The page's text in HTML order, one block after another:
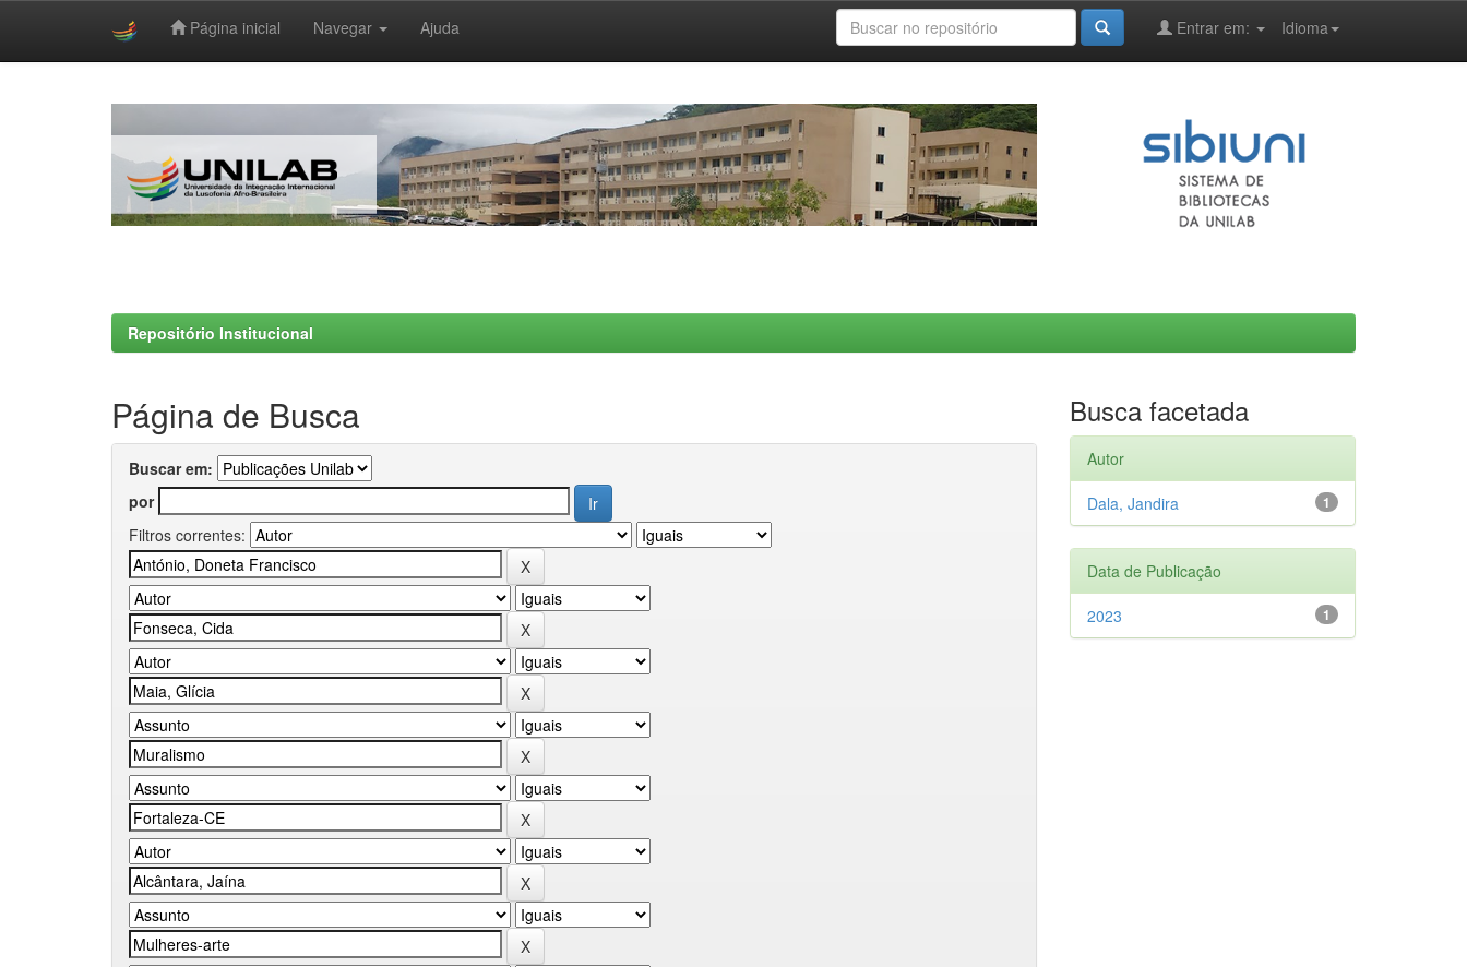
Página inicial Navegar Ajuda Idioma
Entrar em:
Repositório Institucional
Página de Busca
Buscar em:
por
Filtros correntes:
Busca facetada
Autor
1
Dala, Jandira
Data de Publicação
1
2023